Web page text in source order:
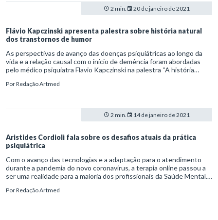
tratamento da depressão resistente.2 min. 20 de janeiro de 2021
Flávio Kapczinski apresenta palestra sobre história natural
dos transtornos de humor
As perspectivas de avanço das doenças psiquiátricas ao longo da
vida e a relação causal com o início de demência foram abordadas
pelo médico psiquiatra Flavio Kapczinski na palestra “A história
durante o lançamento do aplicativo Artmed +Rápida PSI, em um
tratamento dos transtornos mentais” ocorreu no dia 1º de
dezembro de 2020 e teve apoio do Brazilian Institute of Practical
PorRedação Artmed
2 min. 14 de janeiro de 2021
Aristides Cordioli fala sobre os desafios atuais da prática
psiquiátrica
Com o avanço das tecnologias e a adaptação para o atendimento
durante a pandemia do novo coronavírus, a terapia online passou a
ser uma realidade para a maioria dos profissionais da Saúde Mental.
o tema tratado pelo doutor e mestre em Psiquiatria pela
PorRedação Artmed